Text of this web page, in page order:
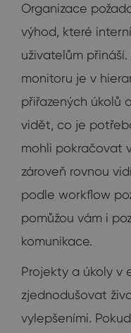
Organizace
výhod, které
uživatelům
monitoru je v
přiřazených úkolů
vidět, co je
mohli pokračovat
zároveň rovnou
podle workflow
pomůžou vám i
komunikace.
Projekty a úkoly v
zjednodušovat
vylepšeními.